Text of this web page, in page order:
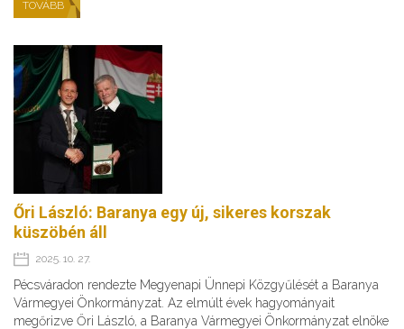
TOVÁBB
Őri László: Baranya egy új, sikeres korszak
küszöbén áll
2025. 10. 27.
Pécsváradon rendezte Megyenapi Ünnepi Közgyűlését a Baranya
Vármegyei Önkormányzat. Az elmúlt évek hagyományait
megőrizve Őri László, a Baranya Vármegyei Önkormányzat elnöke